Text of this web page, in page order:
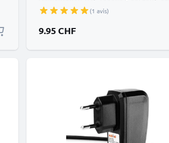
Charge 1.1m
(1 avis)
9.95 CHF